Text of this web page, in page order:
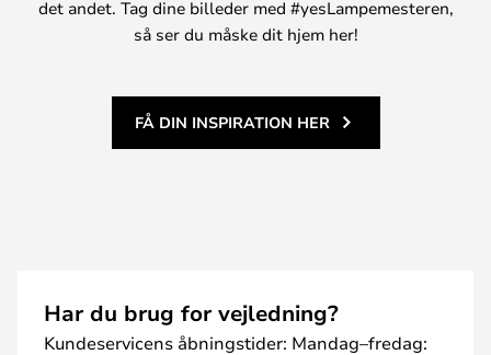
det andet. Tag dine billeder med #yesLampemesteren,
så ser du måske dit hjem her!
FÅ DIN INSPIRATION HER
Har du brug for vejledning?
Kundeservicens åbningstider: Mandag–fredag: